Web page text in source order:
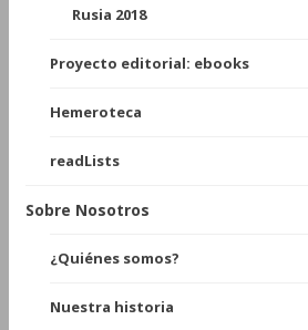
Rusia 2018
Proyecto editorial: ebooks
Hemeroteca
readLists
Sobre Nosotros
¿Quiénes somos?
Nuestra historia